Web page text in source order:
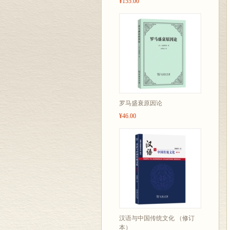
罗马盛衰原因论
¥46.00
汉语与中国传统文化 （修订
本）